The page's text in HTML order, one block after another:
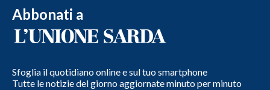
Abbonati a
Sfoglia il quotidiano online e sul tuo smartphone
Tutte le notizie del giorno aggiornate minuto per minuto